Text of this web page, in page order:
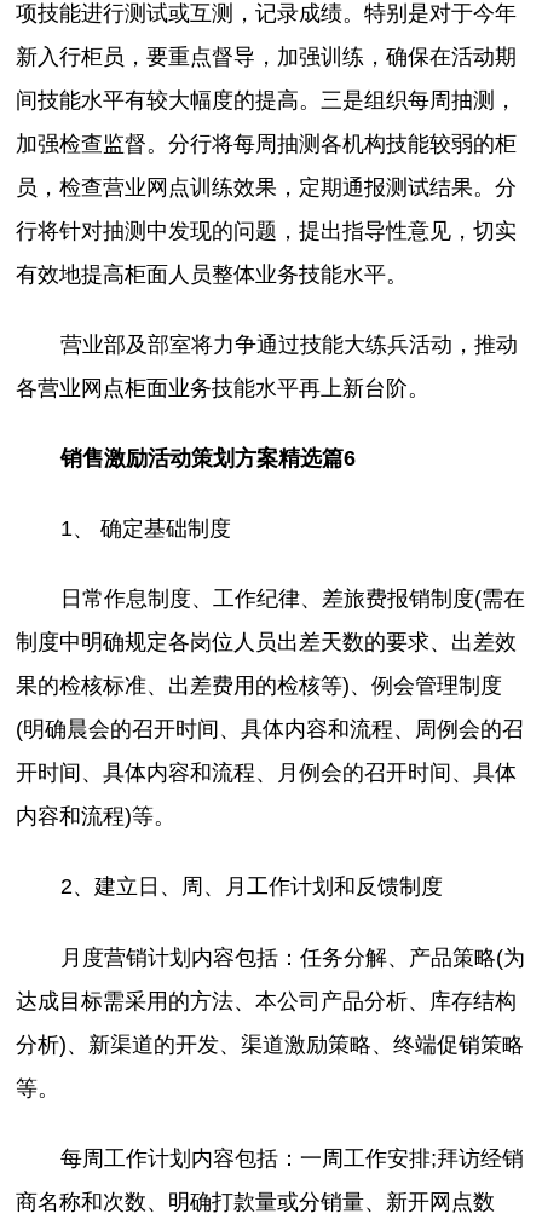
项技能进行测试或互测，记录成绩。特别是对于今年
新入行柜员，要重点督导，加强训练，确保在活动期
间技能水平有较大幅度的提高。三是组织每周抽测，
加强检查监督。分行将每周抽测各机构技能较弱的柜
员，检查营业网点训练效果，定期通报测试结果。分
行将针对抽测中发现的问题，提出指导性意见，切实
有效地提高柜面人员整体业务技能水平。
营业部及部室将力争通过技能大练兵活动，推动
各营业网点柜面业务技能水平再上新台阶。
销售激励活动策划方案精选篇6
1、 确定基础制度
日常作息制度、工作纪律、差旅费报销制度(需在
制度中明确规定各岗位人员出差天数的要求、出差效
果的检核标准、出差费用的检核等)、例会管理制度
(明确晨会的召开时间、具体内容和流程、周例会的召
开时间、具体内容和流程、月例会的召开时间、具体
内容和流程)等。
2、建立日、周、月工作计划和反馈制度
月度营销计划内容包括：任务分解、产品策略(为
达成目标需采用的方法、本公司产品分析、库存结构
分析)、新渠道的开发、渠道激励策略、终端促销策略
等。
每周工作计划内容包括：一周工作安排;拜访经销
商名称和次数、明确打款量或分销量、新开网点数